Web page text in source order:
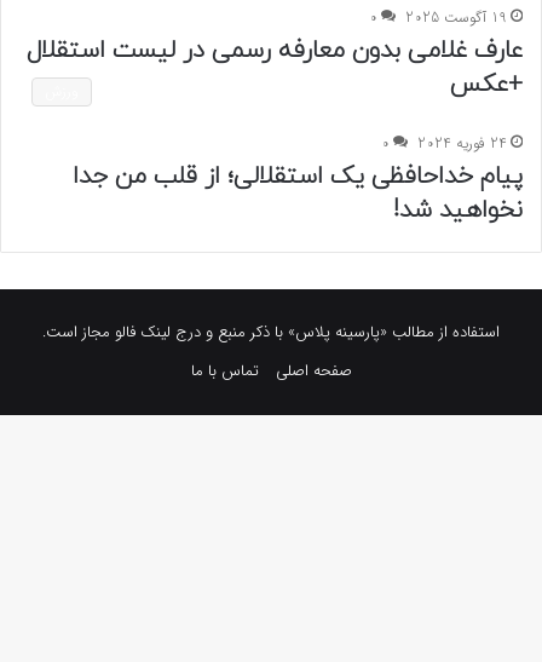
19 آگوست 2025 0
عارف غلامی بدون معارفه رسمی در لیست استقلال
+عکس
24 فوریه 2024 0
پیام خداحافظی یک استقلالی؛ از قلب من جدا
نخواهید شد!
استفاده از مطالب «پارسینه پلاس» با ذکر منبع و درج لینک فالو مجاز است.
صفحه اصلی
تماس با ما